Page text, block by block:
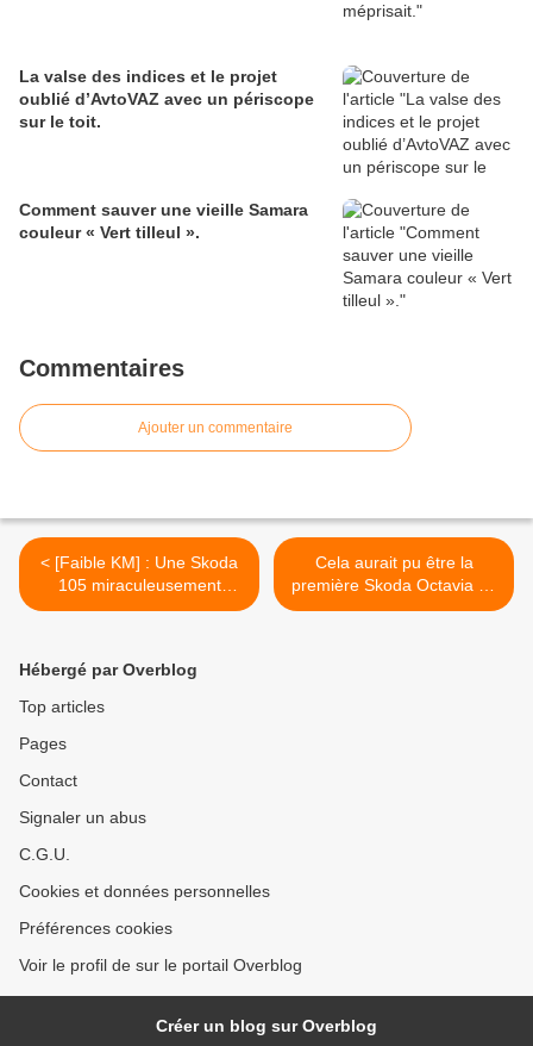
La valse des indices et le projet
oublié d’AvtoVAZ avec un périscope
sur le toit.
Comment sauver une vieille Samara
couleur « Vert tilleul ».
Commentaires
Ajouter un commentaire
< [Faible KM] : Une Skoda
105 miraculeusement
retrouvée avec 817 km.
Cela aurait pu être la
première Skoda Octavia de
Giugiaro. >
Hébergé par Overblog
Top articles
Pages
Contact
Signaler un abus
C.G.U.
Cookies et données personnelles
Préférences cookies
Voir le profil de sur le portail Overblog
Créer un blog sur Overblog